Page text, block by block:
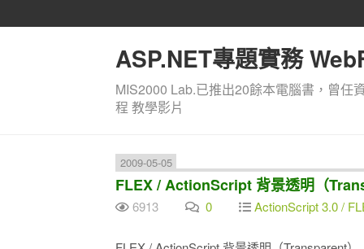
ASP.NET專題實務
MIS2000 Lab.已推出20餘本電腦書，曾任
程 教學影片
2009-05-05
FLEX / ActionScript 背景透明（
6913 0 ActionScript 3.0 /